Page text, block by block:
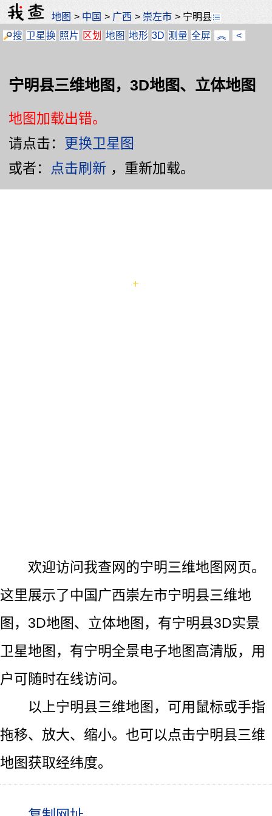
地图 > 中国 > 广西 > 崇左市 > 宁明县
搜 卫星换 照片 区划 地图 地形 3D 测量 全屏 ︽ <
宁明县三维地图，3D地图、立体地图
地图加载出错。
请点击： 更换卫星图
或者： 点击刷新 ，重新加载。
欢迎访问我查网的宁明三维地图网页。
这里展示了中国广西崇左市宁明县三维地
图，3D地图、立体地图，有宁明县3D实景
卫星地图，有宁明全景电子地图高清版，用
户可随时在线访问。
以上宁明县三维地图，可用鼠标或手指
拖移、放大、缩小。也可以点击宁明县三维
地图获取经纬度。